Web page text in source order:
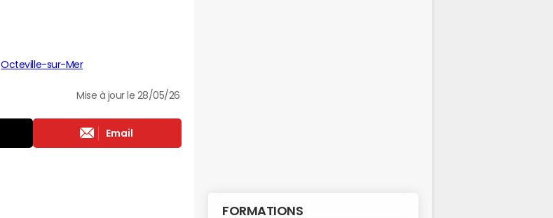
Octeville-sur-Mer
Mise à jour le 28/05/26
Email
FORMATIONS